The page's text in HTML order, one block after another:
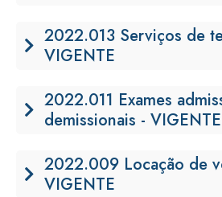
2022.013 Serviços de
VIGENTE
2022.011 Exames
demissionais - VIGENTE
2022.009 Locação de
VIGENTE